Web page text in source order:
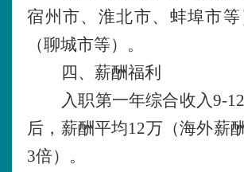
宿州市、淮北市、蚌埠市
（聊城市等）。
四、薪酬福利
入职第一年综合收入9-
后，薪酬平均12万（海外薪
3倍）。